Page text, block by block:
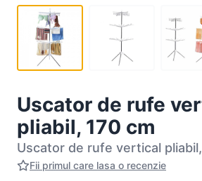
Uscator de rufe
pliabil, 170 cm
Uscator de rufe vertical
Fii primul care lasa o recenzie